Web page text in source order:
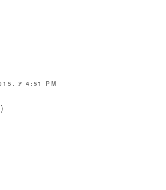
У 4:51 PM